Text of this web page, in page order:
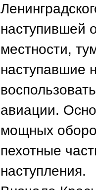
наступившей
местности,
наступавшие
авиации.
мощных
пехотные
наступления.